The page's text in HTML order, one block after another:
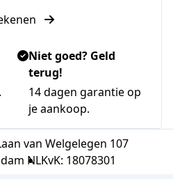
Niet goed? Geld
terug!
14 dagen garantie op
je aankoop.
van Welgelegen 107
NLKvK: 18078301